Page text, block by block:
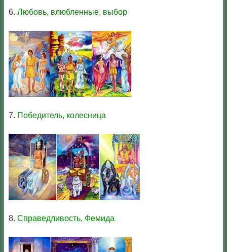
6. Любовь, влюбленные, выбор
7. Победитель, колесница
8. Cправедливость, Фемида